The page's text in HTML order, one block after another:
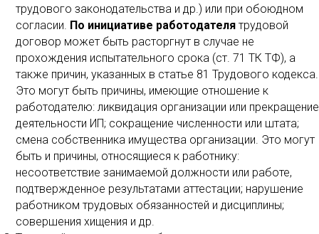
трудового законодательства и др.) или при обоюдном
согласии. По инициативе работодателя трудовой
договор может быть расторгнут в случае не
прохождения испытательного срока (ст. 71 ТК ТФ), а
также причин, указанных в статье 81 Трудового кодекса.
Это могут быть причины, имеющие отношение к
работодателю: ликвидация организации или прекращение
деятельности ИП; сокращение численности или штата;
смена собственника имущества организации. Это могут
быть и причины, относящиеся к работнику:
несоответствие занимаемой должности или работе,
подтвержденное результатами аттестации; нарушение
работником трудовых обязанностей и дисциплины;
совершения хищения и др.